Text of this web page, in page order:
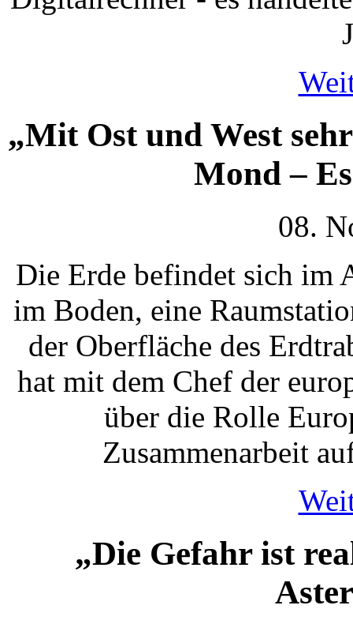
„Mit Ost und West
Mond –
08.
Die Erde befindet sich im
im Boden, eine
der Oberfläche des
hat mit dem Chef der
über die Rolle
Zusammenarbeit
„Die Gefahr ist